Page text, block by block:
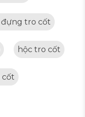
đựng tro cốt
hộc tro cốt
cốt